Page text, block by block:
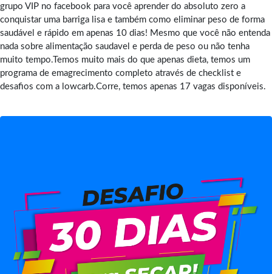
grupo VIP no facebook para você aprender do absoluto zero a
conquistar uma barriga lisa e também como eliminar peso de forma
saudável e rápido em apenas 10 dias! Mesmo que você não entenda
nada sobre alimentação saudavel e perda de peso ou não tenha
muito tempo.Temos muito mais do que apenas dieta, temos um
programa de emagrecimento completo através de checklist e
desafios com a lowcarb.Corre, temos apenas 17 vagas disponíveis.